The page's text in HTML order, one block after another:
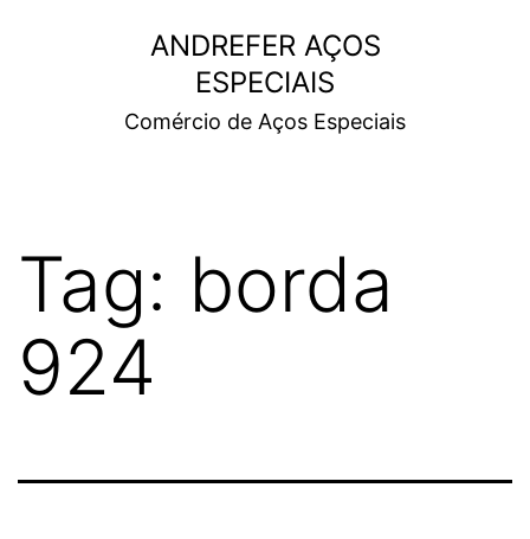
ANDREFER AÇOS
ESPECIAIS
Comércio de Aços Especiais
Tag: borda
924